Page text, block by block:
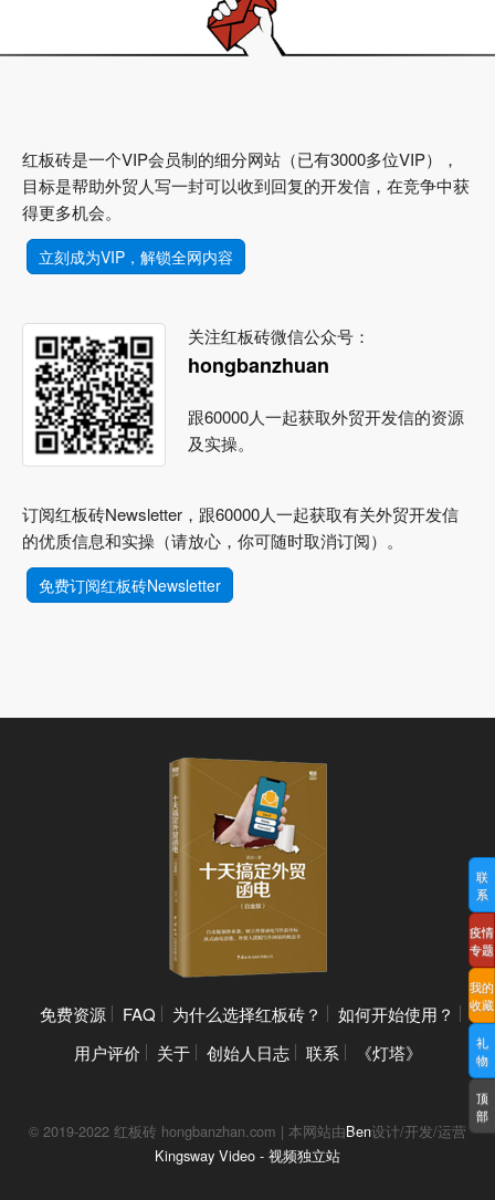
红板砖是一个VIP会员制的细分网站（已有3000多位VIP），
目标是帮助外贸人写一封可以收到回复的开发信，在竞争中获
得更多机会。
立刻成为VIP，解锁全网内容
关注红板砖微信公众号：
hongbanzhuan
跟60000人一起获取外贸开发信的资源
及实操。
订阅红板砖Newsletter，跟60000人一起获取有关外贸开发信
的优质信息和实操（请放心，你可随时取消订阅）。
免费订阅红板砖Newsletter
免费资源 FAQ 为什么选择红板砖？
如何开始使用？
用户评价
关于 创始人日志 联系 《灯塔》
© 2019-2022 红板砖 hongbanzhan.com | 本网站由Ben设计/开发/运营
Kingsway Video - 视频独立站
联
系
疫情
专题
我的
收藏
礼
物
顶
部